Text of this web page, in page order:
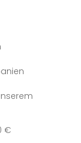
€